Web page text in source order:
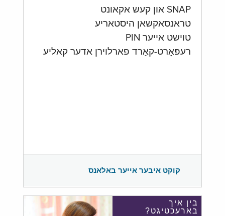
SNAP און קעש אקאונט
טראנסאקשאן היסטאריע
טוישט אייער PIN
רעפּאָרט-קאַרד פארלוירן אדער קאליע
קוקט איבער אייער באלאנס
בין איך
בארעכטיגט?